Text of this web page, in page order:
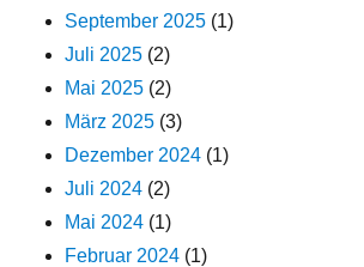
September 2025 (1)
Juli 2025 (2)
Mai 2025 (2)
März 2025 (3)
Dezember 2024 (1)
Juli 2024 (2)
Mai 2024 (1)
Februar 2024 (1)